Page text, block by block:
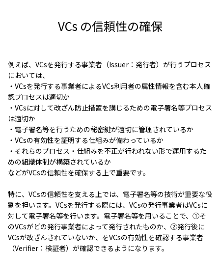
VCs の信頼性の確保
例えば、VCsを発行する事業者（Issuer：発行者）が行うプロセス
においては、
・VCsを発行する事業者によるVCs利用者の属性情報を含む本人確
認プロセスは適切か
・VCsに対して改ざん防止措置を講じるための電子署名等プロセス
は適切か
・電子署名等を行うための秘密鍵が適切に管理されているか
・VCsの有効性を証明する仕組みが備わっているか
・それらのプロセス・仕組みを不正が行われない形で運用するた
めの組織体制が構築されているか
などがVCsの信頼性を確保する上で重要です。
特に、VCsの信頼性を支える上では、電子署名等の技術が重要な役
割を担います。VCsを発行する際には、VCsの発行事業者はVCsに
対して電子署名等を行います。電子署名等を用いることで、①そ
のVCsがどの発行事業者によって発行されたものか、②発行後に
VCsが改ざんされていないか、をVCsの有効性を確認する事業者
（Verifier：検証者）が確認できるようになります。